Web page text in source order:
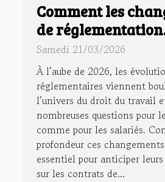
Comment les
de réglementation
impactent les
travail en 2026 ?
Samedi 21/03/2026
À l’aube de 2026, les
réglementaires viennent
l’univers du droit du travail
nombreuses questions pour
comme pour les salariés.
profondeur ces
essentiel pour anticiper leurs
sur les contrats de...